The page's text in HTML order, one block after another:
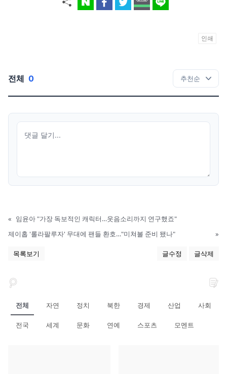
인쇄
전체 0
« 임윤아 "가장 독보적인 캐릭터…웃음소리까지 연구했죠"
제이홉 '롤라팔루자' 무대에 팬들 환호…"미쳐볼 준비 됐나"
»
목록보기 글수정 글삭제
전체 자연 정치 북한 경제 산업 사회
전국 세계 문화 연예 스포츠 모멘트